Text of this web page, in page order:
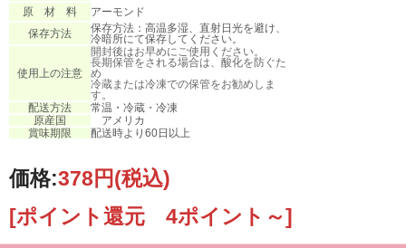
ローストしてアイスクリームやクレープのトッピングに。
チョコレートと絡めてロシェに。炒め物などのお料理にも。
原 材 料
アーモンド
保存方法
保存方法：高温多湿、直射日光を避け、
冷暗所にて保存してください。
使用上の注意
開封後はお早めにご使用ください。
長期保管をされる場合は、酸化を防ぐた
め
冷蔵または冷凍での保管をお勧めしま
す。
配送方法
常温・冷蔵・冷凍
原産国
アメリカ
賞味期限
配送時より60日以上
価格:378円(税込)
[ポイント還元 4ポイント～]